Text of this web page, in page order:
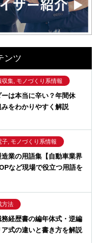
ンツ
収集, モノづくり系情報
ーは本当に辛い？年間休
みをわかりやすく解説
, モノづくり系情報
業の用語集【自動車業界
など現場で役立つ用語を
方法
務経歴書の編年体式・逆編
式の違いと書き方を解説